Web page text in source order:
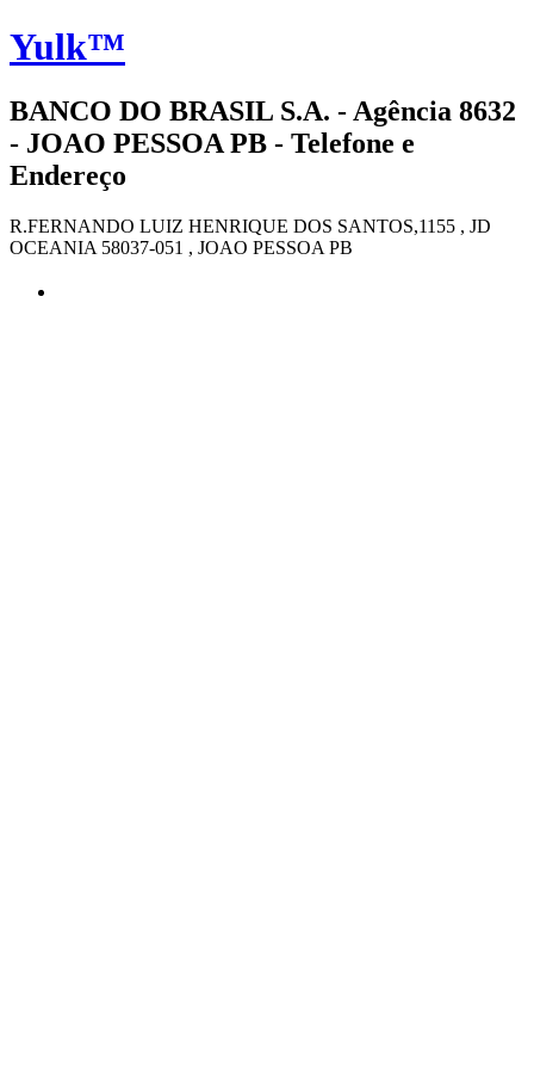
Yulk™
BANCO DO BRASIL S.A. - Agência 8632
- JOAO PESSOA PB - Telefone e
Endereço
R.FERNANDO LUIZ HENRIQUE DOS SANTOS,1155 , JD
OCEANIA 58037-051 , JOAO PESSOA PB